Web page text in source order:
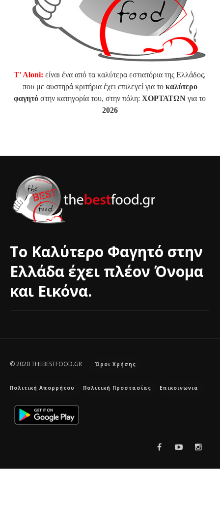
T' Aloni: είναι ένα από τα καλύτερα εστιατόρια της Ελλάδος,
που με αυστηρά κριτήρια έχει επιλεγεί για το καλύτερο
φαγητό στην κατηγορία του, στην πόλη:ΧΟΡΤΑΤΩΝ για το
2026
Το Καλύτερο Φαγητό στην
Ελλάδα έχει πλέον Όνομα
και Εικόνα.
© 2020 THEBESTFOOD.GR Όροι Χρήσης
Πολιτική Απορρήτου Πολιτική Προστασίας Επικοινωνια